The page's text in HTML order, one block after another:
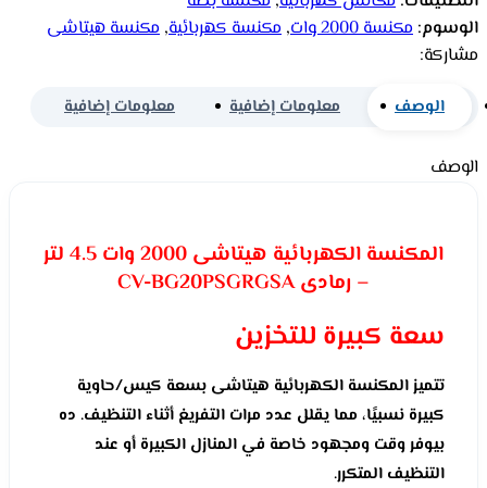
الوسوم: مكنسة 2000 وات , مكنسة كهربائية, مكنسة هيتاشى
مشاركة:
الوصف معلومات إضافية معلومات إضافية
الوصف
المكنسة الكهربائية هيتاشى 2000 وات 4.5 لتر
– رمادى CV-BG20PSGRGSA
سعة كبيرة للتخزين
تتميز المكنسة الكهربائية هيتاشى بسعة كيس/حاوية
كبيرة نسبيًا، مما يقلل عدد مرات التفريغ أثناء التنظيف. ده
بيوفر وقت ومجهود خاصة في المنازل الكبيرة أو عند
التنظيف المتكرر.